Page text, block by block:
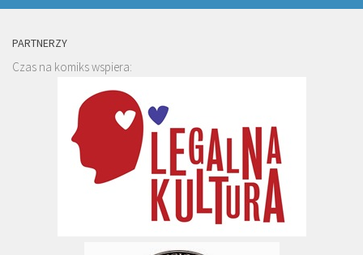
PARTNERZY
Czas na komiks wspiera: